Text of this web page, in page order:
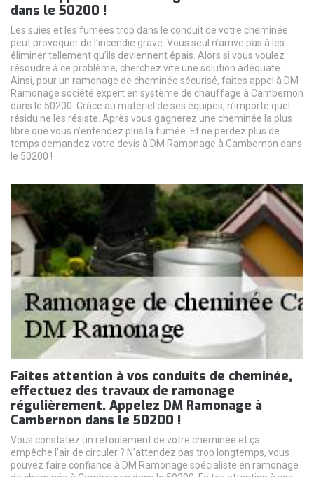
dans le 50200 !
Les suies et les fumées trop dans le conduit de votre cheminée
peut provoquer de l’incendie grave. Vous seul n’arrive pas à les
éliminer tellement qu’ils deviennent épais. Alors si vous voulez
résoudre à ce problème, cherchez vite une solution adéquate.
Ainsi, pour un ramonage de cheminée sécurisé, faites appel à DM
Ramonage société expert en système de chauffage à Cambernon
dans le 50200. Grâce au matériel de ses équipes, n’importe quel
résidu ne les résiste. Après vous gagnerez une cheminée la plus
libre que vous n’entendez plus la fumée. Et ne perdez plus de
temps demandez votre devis à DM Ramonage à Cambernon dans
le 50200 !
Faites attention à vos conduits de cheminée,
effectuez des travaux de ramonage
régulièrement. Appelez DM Ramonage à
Cambernon dans le 50200 !
Vous constatez un refoulement de votre cheminée et ça
empêche l’air de circuler ? N’attendez pas trop longtemps, vous
pouvez faire confiance à DM Ramonage spécialiste en ramonage